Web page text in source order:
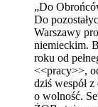
„Do
Do
Warszawy
niemieckim.
roku od
<<pracy>>,
dziś wespół
o wolność.